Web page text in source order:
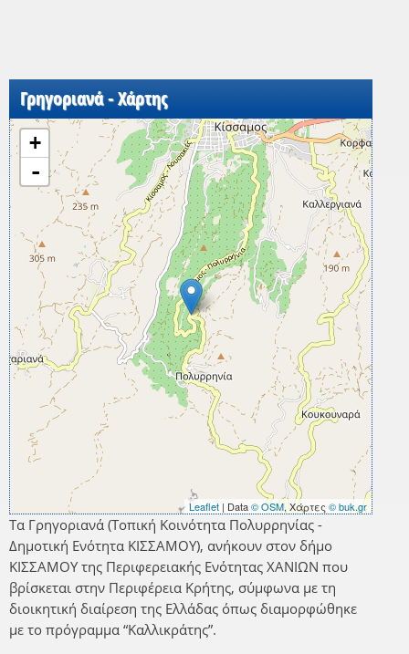
Γρηγοριανά - Χάρτης
+
-
Leaflet | Data© OSM, Χάρτες © buk.gr
Τα Γρηγοριανά (Τοπική Κοινότητα Πολυρρηνίας -
Δημοτική Ενότητα ΚΙΣΣΑΜΟΥ), ανήκουν στον δήμο
ΚΙΣΣΑΜΟΥ της Περιφερειακής Ενότητας ΧΑΝΙΩΝ που
βρίσκεται στην Περιφέρεια Κρήτης, σύμφωνα με τη
διοικητική διαίρεση της Ελλάδας όπως διαμορφώθηκε
με το πρόγραμμα “Καλλικράτης”.